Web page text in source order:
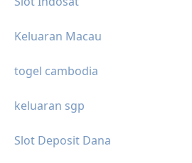
Keluaran Macau
togel cambodia
keluaran sgp
Slot Deposit Dana